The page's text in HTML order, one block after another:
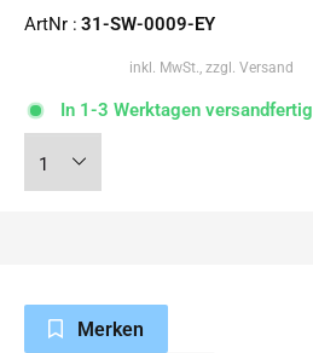
ArtNr : 31-SW-0009-EY
inkl. MwSt., zzgl. Versand
In 1-3 Werktagen versandfertig
Merken